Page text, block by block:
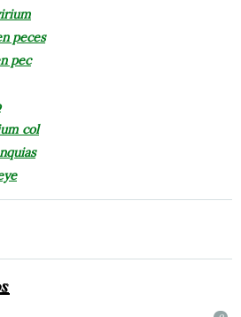
peces
pec
col